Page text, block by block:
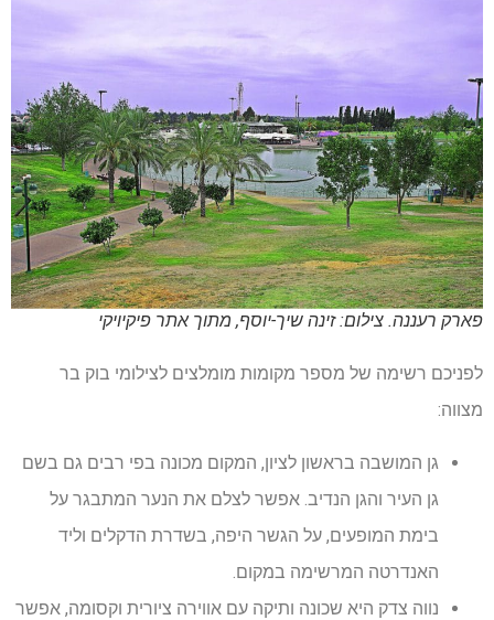
פארק רעננה. צילום: זינה שיך-יוסף, מתוך אתר פיקיויקי
לפניכם רשימה של מספר מקומות מומלצים לצילומי בוק בר
מצווה:
גן המושבה בראשון לציון, המקום מכונה בפי רבים גם בשם
גן העיר והגן הנדיב. אפשר לצלם את הנער המתבגר על
בימת המופעים, על הגשר היפה, בשדרת הדקלים וליד
האנדרטה המרשימה במקום.
נווה צדק היא שכונה ותיקה עם אווירה ציורית וקסומה, אפשר